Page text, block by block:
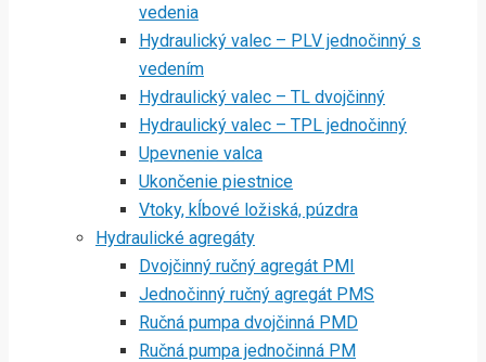
vedenia
Hydraulický valec – PLV jednočinný s
vedením
Hydraulický valec – TL dvojčinný
Hydraulický valec – TPL jednočinný
Upevnenie valca
Ukončenie piestnice
Vtoky, kĺbové ložiská, púzdra
Hydraulické agregáty
Dvojčinný ručný agregát PMI
Jednočinný ručný agregát PMS
Ručná pumpa dvojčinná PMD
Ručná pumpa jednočinná PM